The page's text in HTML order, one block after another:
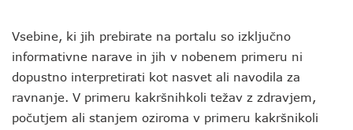
Vsebine, ki jih prebirate na portalu so izključno
informativne narave in jih v nobenem primeru ni
dopustno interpretirati kot nasvet ali navodila za
ravnanje. V primeru kakršnihkoli težav z zdravjem,
počutjem ali stanjem oziroma v primeru kakršnikoli